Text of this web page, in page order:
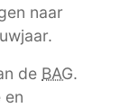
naar
de BAG.
en